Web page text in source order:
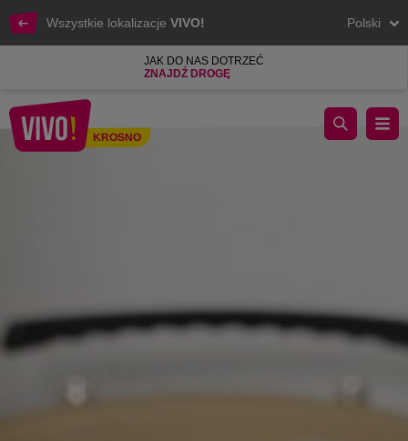
Wszystkie lokalizacje VIVO! Polski
JAK DO NAS DOTRZEĆ
ZNAJDŹ DROGĘ
KROSNO
NOWE KOLEKCJE DO DOMU W VIVO! PRZYWOŁUJĄ